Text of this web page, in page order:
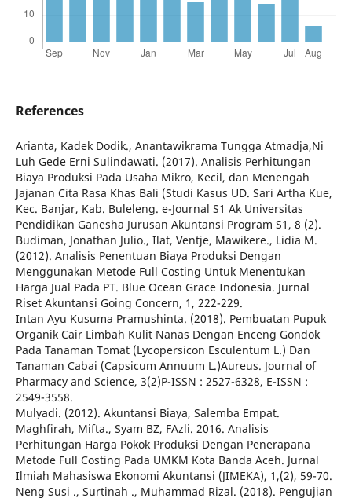
References
Arianta, Kadek Dodik., Anantawikrama Tungga Atmadja,Ni
Luh Gede Erni Sulindawati. (2017). Analisis Perhitungan
Biaya Produksi Pada Usaha Mikro, Kecil, dan Menengah
Jajanan Cita Rasa Khas Bali (Studi Kasus UD. Sari Artha Kue,
Kec. Banjar, Kab. Buleleng. e-Journal S1 Ak Universitas
Pendidikan Ganesha Jurusan Akuntansi Program S1, 8 (2).
Budiman, Jonathan Julio., Ilat, Ventje, Mawikere., Lidia M.
(2012). Analisis Penentuan Biaya Produksi Dengan
Menggunakan Metode Full Costing Untuk Menentukan
Harga Jual Pada PT. Blue Ocean Grace Indonesia. Jurnal
Riset Akuntansi Going Concern, 1, 222-229.
Intan Ayu Kusuma Pramushinta. (2018). Pembuatan Pupuk
Organik Cair Limbah Kulit Nanas Dengan Enceng Gondok
Pada Tanaman Tomat (Lycopersicon Esculentum L.) Dan
Tanaman Cabai (Capsicum Annuum L.)Aureus. Journal of
Pharmacy and Science, 3(2)P-ISSN : 2527-6328, E-ISSN :
2549-3558.
Mulyadi. (2012). Akuntansi Biaya, Salemba Empat.
Maghfirah, Mifta., Syam BZ, FAzli. 2016. Analisis
Perhitungan Harga Pokok Produksi Dengan Penerapana
Metode Full Costing Pada UMKM Kota Banda Aceh. Jurnal
Ilmiah Mahasiswa Ekonomi Akuntansi (JIMEKA), 1,(2), 59-70.
Neng Susi ., Surtinah ., Muhammad Rizal. (2018). Pengujian